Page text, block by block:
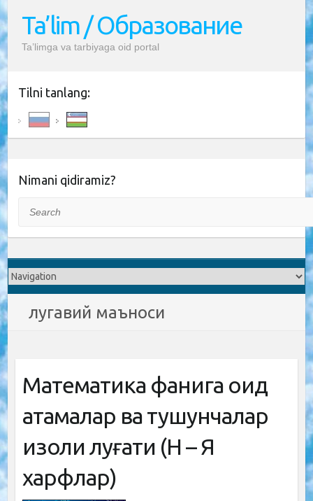
Ta’lim / Образование
Ta’limga va tarbiyaga oid portal
Tilni tanlang:
Nimani qidiramiz?
лугавий маъноси
Математика фанига оид
атамалар ва тушунчалар
изоҳли луғати (Н – Я
харфлар)